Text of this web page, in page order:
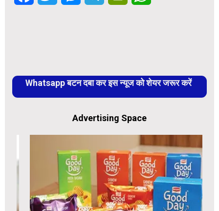
Whatsapp बटन दबा कर इस न्यूज को शेयर जरूर करें
Advertising Space